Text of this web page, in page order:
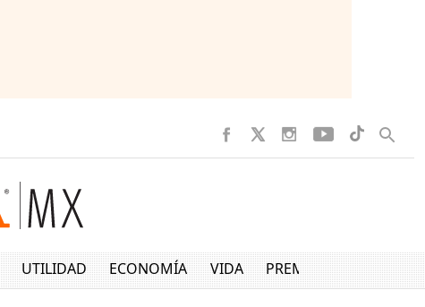
UTILIDAD ECONOMÍA VIDA PREMIUM